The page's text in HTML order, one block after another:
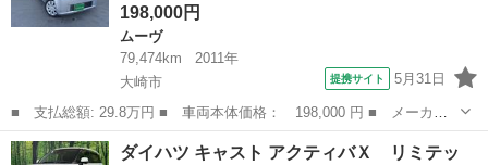
198,000円
ムーヴ
79,474km
2011年
大崎市
提携サイト 5月31日
■ 支払総額: 29.8万円 ■ 車両本体価格： 198,000 円 ■ メーカー
名： ダイハツ ■ 車種名： ムーヴコンテ ■ グレード名： Ｘス
ペシャル ４ＷＤ キーレスエントリー 電動格納ミラー ベンチシ
宮城 大崎市 ムーヴ
ダイハツ キャスト アクティバＸ リミテッ